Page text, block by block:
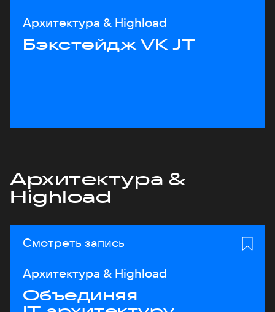
Архитектура & Highload
Бэкстейдж VK JT
Архитектура &
Highload
Смотреть запись
Архитектура & Highload
Объединяя